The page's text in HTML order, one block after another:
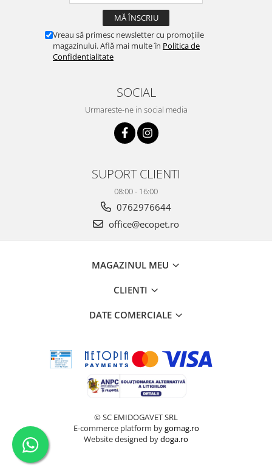
Vreau să primesc newsletter cu promoțiile
magazinului. Află mai multe în Politica de
Confidentialitate
SOCIAL
Urmareste-ne in social media
SUPORT CLIENTI
08:00 - 16:00
0762976644
office@ecopet.ro
MAGAZINUL MEU
CLIENTI
DATE COMERCIALE
© SC EMIDOGAVET SRL
E-commerce platform bygomag.ro
Website designed bydoga.ro